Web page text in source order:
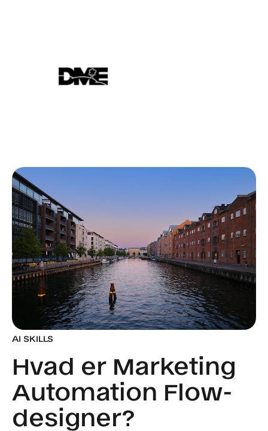
AI SKILLS
Hvad er Marketing
Automation Flow-
designer?